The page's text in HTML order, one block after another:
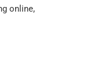
online,